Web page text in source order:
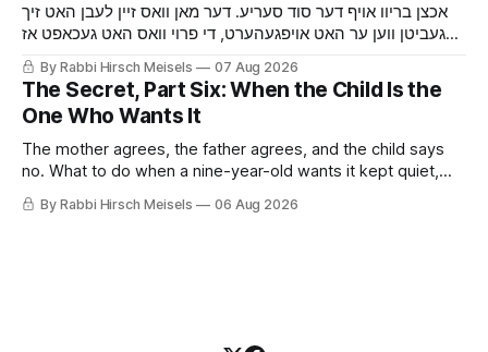
אכצן בריוו אויף דער סוד סעריע. דער מאן וואס זיין לעבן האט זיך
געביטן ווען ער האט אויפגעהערט, די פרוי וואס האט געכאפט אז
ער באהאלט עפעס נאך איידער ער האט איר געזאגט, די מויז און די
קאץ, און דער בחור וואס האט געזאגט יא צו א שידוך צוליב א זיבעטן
By Rabbi Hirsch Meisels 07 Aug 2026
The Secret, Part Six: When the Child Is the
One Who Wants It
The mother agrees, the father agrees, and the child says
no. What to do when a nine-year-old wants it kept quiet,
what a Shabbaton gives that a doctor and a parent cannot,
and three stories about help that arrived only because
By Rabbi Hirsch Meisels 06 Aug 2026